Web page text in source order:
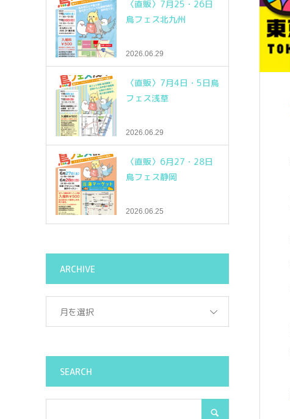
〈直販〉7月25・26日
鳥フェス北九州
2026.06.29
〈直販〉7月4日・5日鳥
フェス浅草
2026.06.29
〈直販〉6月27・28日
鳥フェス静岡
2026.06.25
ARCHIVE
月を選択
SEARCH